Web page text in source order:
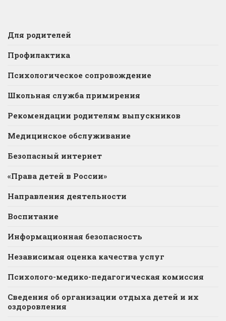
Для родителей
Профилактика
Психологическое сопровождение
Школьная служба примирения
Рекомендации родителям выпускников
Медицинское обслуживание
Безопасный интернет
«Права детей в России»
Направления деятельности
Воспитание
Информационная безопасность
Независимая оценка качества услуг
Психолого-медико-педагогическая комиссия
Сведения об организации отдыха детей и их
оздоровления